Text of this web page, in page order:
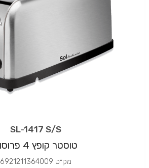
SL-1417 S/S
טוסטר קופץ 4 פרוסות
מק״ט 6921211364009